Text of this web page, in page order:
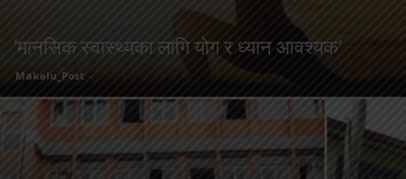
‘मानसिक स्वास्थ्यका लागि योग र ध्यान आवश्यक’
Makalu_Post -